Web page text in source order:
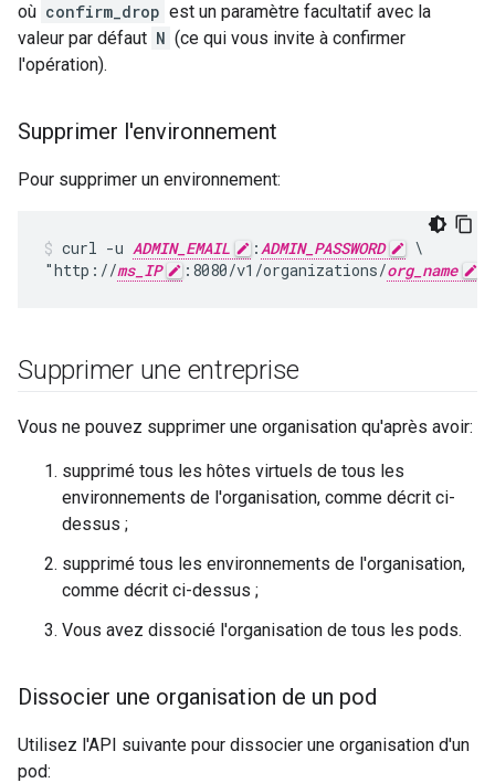
où confirm_drop est un paramètre facultatif avec la
valeur par défaut N (ce qui vous invite à confirmer
l'opération).
Supprimer l'environnement
Pour supprimer un environnement:
curl -u ADMIN_EMAIL :ADMIN_PASSWORD
\
"http://ms_IP :8080/v1/organizations/org_name
Supprimer une entreprise
Vous ne pouvez supprimer une organisation qu'après avoir:
supprimé tous les hôtes virtuels de tous les
environnements de l'organisation, comme décrit ci-
dessus ;
supprimé tous les environnements de l'organisation,
comme décrit ci-dessus ;
Vous avez dissocié l'organisation de tous les pods.
Dissocier une organisation de un pod
Utilisez l'API suivante pour dissocier une organisation d'un
pod: